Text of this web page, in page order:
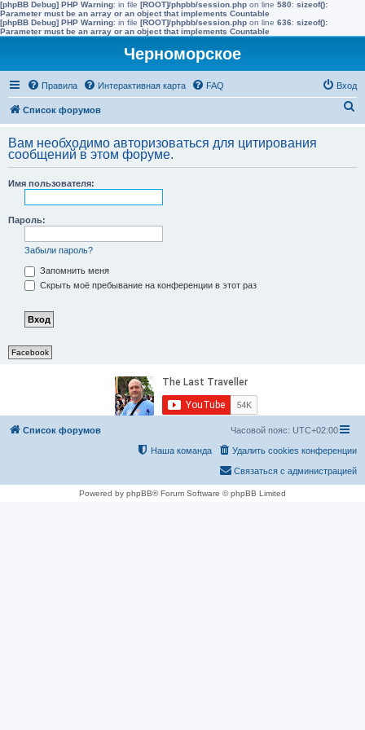
[phpBB Debug] PHP Warning: in file [ROOT]/phpbb/session.php on line 580: sizeof():
Parameter must be an array or an object that implements Countable
[phpBB Debug] PHP Warning: in file [ROOT]/phpbb/session.php on line 636: sizeof():
Parameter must be an array or an object that implements Countable
Черноморское
Правила Интерактивная карта FAQ Вход
Список форумов
с
Вам необходимо авторизоваться для цитирования
сообщений в этом форуме.
Имя пользователя:
Пароль:
Забыли пароль?
Запомнить меня
Скрыть моё пребывание на конференции в этот раз
Facebook
Список форумов Часовой пояс: UTC+02:00
Удалить cookies конференции
Наша команда
Связаться с администрацией
Powered by phpBB® Forum Software © phpBB Limited